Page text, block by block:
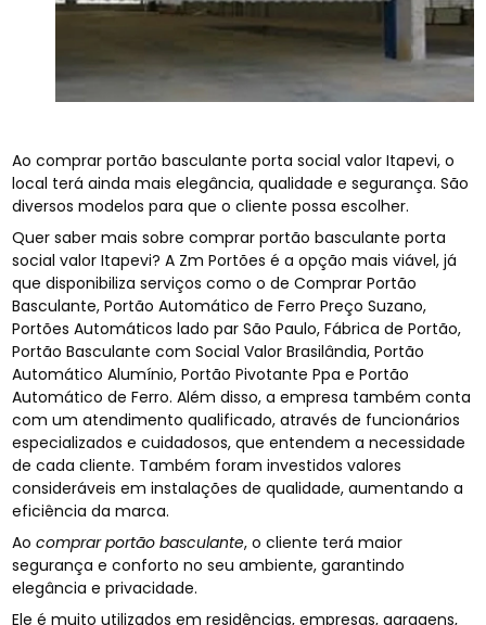
Ao comprar portão basculante porta social valor Itapevi, o
local terá ainda mais elegância, qualidade e segurança. São
diversos modelos para que o cliente possa escolher.
Quer saber mais sobre comprar portão basculante porta
social valor Itapevi? A Zm Portões é a opção mais viável, já
que disponibiliza serviços como o de Comprar Portão
Basculante, Portão Automático de Ferro Preço Suzano,
Portões Automáticos lado par São Paulo, Fábrica de Portão,
Portão Basculante com Social Valor Brasilândia, Portão
Automático Alumínio, Portão Pivotante Ppa e Portão
Automático de Ferro. Além disso, a empresa também conta
com um atendimento qualificado, através de funcionários
especializados e cuidadosos, que entendem a necessidade
de cada cliente. Também foram investidos valores
consideráveis em instalações de qualidade, aumentando a
eficiência da marca.
Aocomprar portão basculante, o cliente terá maior
segurança e conforto no seu ambiente, garantindo
elegância e privacidade.
Ele é muito utilizados em residências, empresas, garagens,